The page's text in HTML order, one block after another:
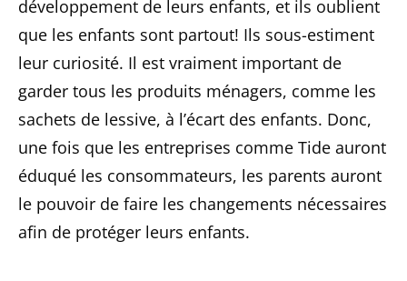
développement de leurs enfants, et ils oublient
que les enfants sont partout! Ils sous-estiment
leur curiosité. Il est vraiment important de
garder tous les produits ménagers, comme les
sachets de lessive, à l’écart des enfants. Donc,
une fois que les entreprises comme Tide auront
éduqué les consommateurs, les parents auront
le pouvoir de faire les changements nécessaires
afin de protéger leurs enfants.